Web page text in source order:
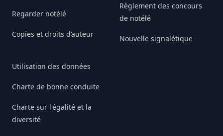
Regarder notélé
Copies et droits d’auteur
Utilisation des données
Charte de bonne conduite
Charte sur l'égalité et la
diversité
Règlement des concours
de notélé
Nouvelle signalétique